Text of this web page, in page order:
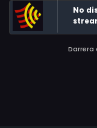
No
Darrera